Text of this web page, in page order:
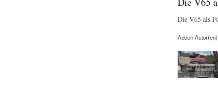
Die V65 als
Addon Autor(en)